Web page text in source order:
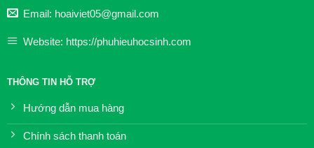
Email: hoaiviet05@gmail.com
Website: https://phuhieuhocsinh.com
THÔNG TIN HỖ TRỢ
Hướng dẫn mua hàng
Chính sách thanh toán